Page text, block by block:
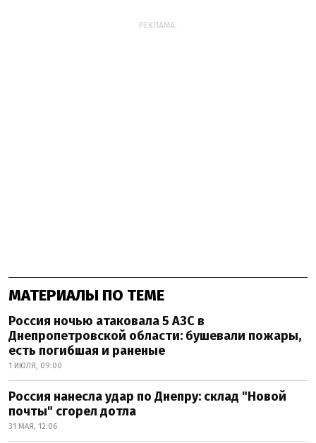
РЕКЛАМА:
МАТЕРИАЛЫ ПО ТЕМЕ
Россия ночью атаковала 5 АЗС в
Днепропетровской области: бушевали пожары,
есть погибшая и раненые
1 ИЮЛЯ, 09:00
Россия нанесла удар по Днепру: склад "Новой
почты" сгорел дотла
31 МАЯ, 12:06